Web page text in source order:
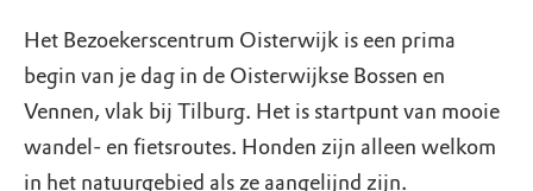
Het Bezoekerscentrum Oisterwijk is een prima
begin van je dag in de Oisterwijkse Bossen en
Vennen, vlak bij Tilburg. Het is startpunt van mooie
wandel- en fietsroutes. Honden zijn alleen welkom
in het natuurgebied als ze aangelijnd zijn.